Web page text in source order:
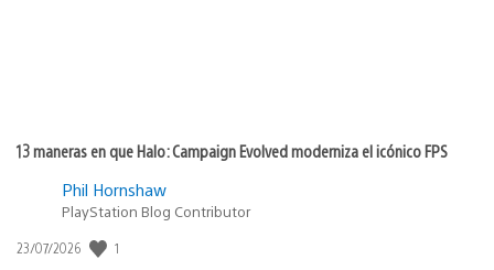
13 maneras en que Halo: Campaign Evolved moderniza el icónico FPS
Phil Hornshaw
PlayStation Blog Contributor
Fecha
23/07/2026 1